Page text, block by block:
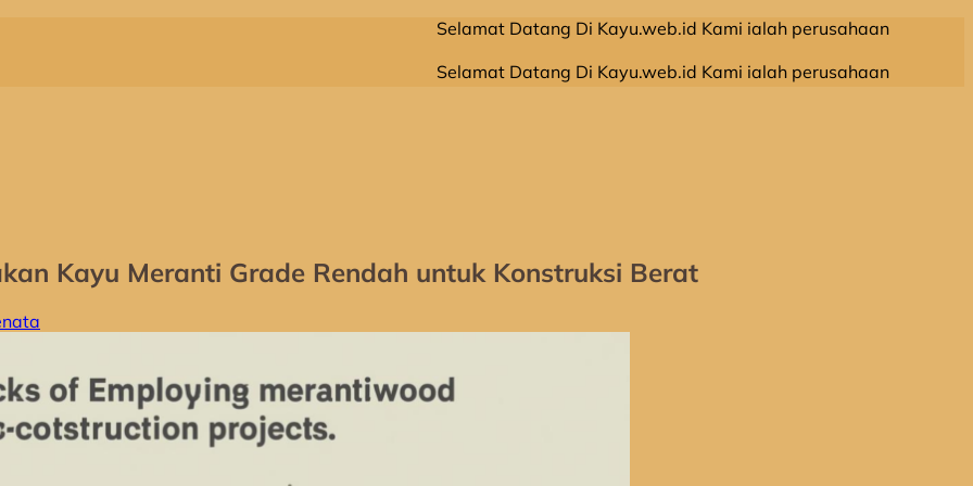
Selamat Datang Di Kayu.web.id Kami ialah perusahaan leveransir kayu
Selamat Datang Di Kayu.web.id Kami ialah perusahaan leveransir kayu
Kayu Meranti Grade Rendah untuk Konstruksi Berat